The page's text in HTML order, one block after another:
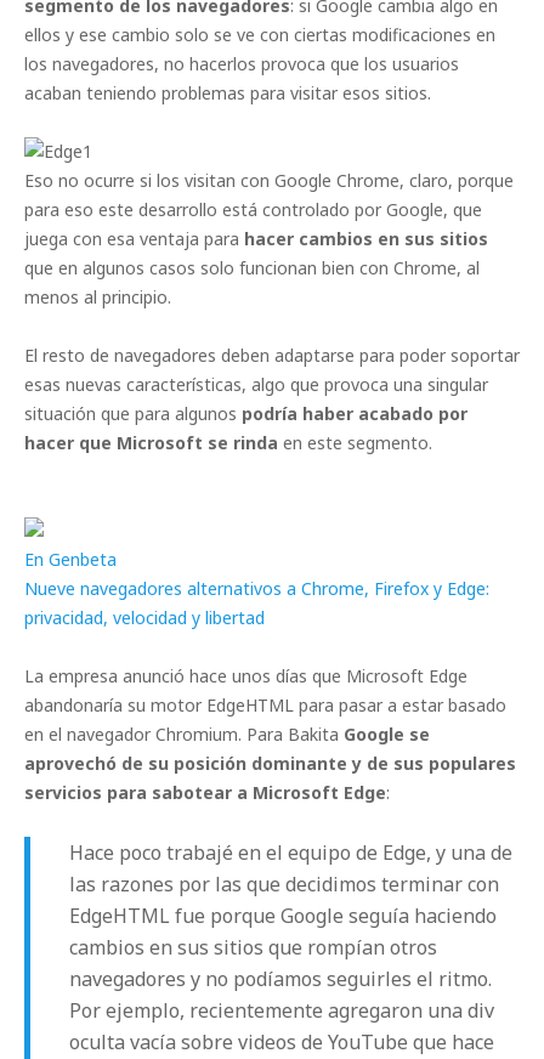
segmento de los navegadores: si Google cambia algo en
ellos y ese cambio solo se ve con ciertas modificaciones en
los navegadores, no hacerlos provoca que los usuarios
acaban teniendo problemas para visitar esos sitios.
Eso no ocurre si los visitan con Google Chrome, claro, porque
para eso este desarrollo está controlado por Google, que
juega con esa ventaja para hacer cambios en sus sitios
que en algunos casos solo funcionan bien con Chrome, al
menos al principio.
El resto de navegadores deben adaptarse para poder soportar
esas nuevas características, algo que provoca una singular
situación que para algunos podría haber acabado por
hacer que Microsoft se rinda en este segmento.
En Genbeta
Nueve navegadores alternativos a Chrome, Firefox y Edge:
privacidad, velocidad y libertad
La empresa anunció hace unos días que Microsoft Edge
abandonaría su motor EdgeHTML para pasar a estar basado
en el navegador Chromium. Para Bakita Google se
aprovechó de su posición dominante y de sus populares
servicios para sabotear a Microsoft Edge:
Hace poco trabajé en el equipo de Edge, y una de
las razones por las que decidimos terminar con
EdgeHTML fue porque Google seguía haciendo
cambios en sus sitios que rompían otros
navegadores y no podíamos seguirles el ritmo.
Por ejemplo, recientemente agregaron una div
oculta vacía sobre videos de YouTube que hace